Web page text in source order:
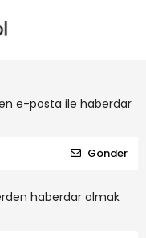
e-posta ile haberdar
Gönder
haberdar olmak